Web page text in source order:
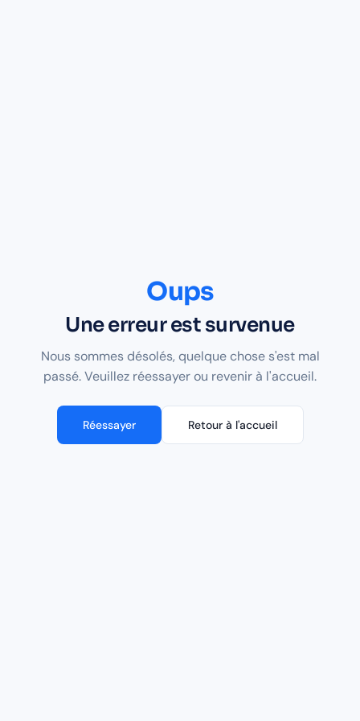
Oups
Une erreur est survenue
Nous sommes désolés, quelque chose s'est mal
passé. Veuillez réessayer ou revenir à l'accueil.
Réessayer Retour à l'accueil